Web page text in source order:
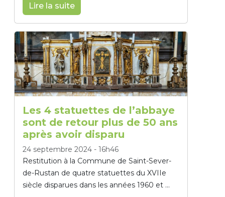
Lire la suite
Les 4 statuettes de l’abbaye
sont de retour plus de 50 ans
après avoir disparu
24 septembre 2024 - 16h46
Restitution à la Commune de Saint-Sever-
de-Rustan de quatre statuettes du XVIIe
siècle disparues dans les années 1960 et ...